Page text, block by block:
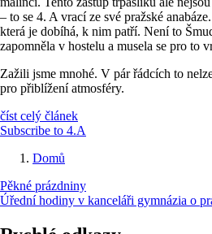
– to se 4. A vrací ze své pražské
která je dobíhá, k nim patří. Není to
zapomněla v hostelu a musela se pro to
Zažili jsme mnohé. V pár řádcích to
pro přiblížení atmosféry.
číst celý článek
Subscribe to 4.A
Drobečková
navigace
Domů
Pěkné prázdniny
Úřední hodiny v kanceláři gymnázia o